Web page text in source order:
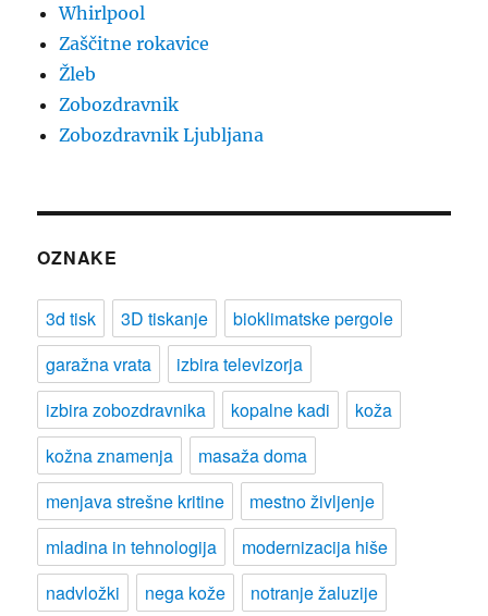
Whirlpool
Zaščitne rokavice
Žleb
Zobozdravnik
Zobozdravnik Ljubljana
OZNAKE
3d tisk 3D tiskanje
bioklimatske pergole
garažna vrata
izbira televizorja
izbira zobozdravnika
kopalne kadi
koža
kožna znamenja
masaža doma
menjava strešne kritine
mestno življenje
mladina in tehnologija
modernizacija hiše
nadvložki
nega kože
notranje žaluzije